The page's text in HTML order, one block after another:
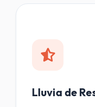
Lluvia de